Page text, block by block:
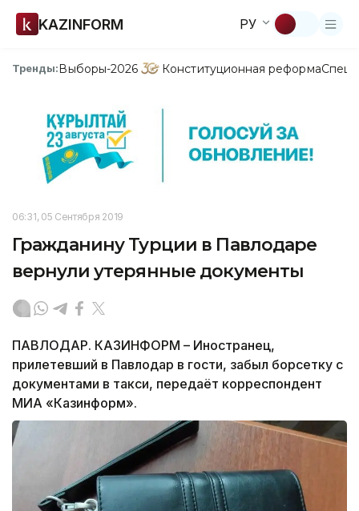
KAZINFORM РУ
Тренды:Выборы-2026 Конституционная реформа
06:31, 05 Сентября 2019
Гражданину Турции в Павлодаре
вернули утерянные документы
ПАВЛОДАР. КАЗИНФОРМ – Иностранец,
прилетевший в Павлодар в гости, забыл борсетку с
документами в такси, передаёт корреспондент
МИА «Казинформ».